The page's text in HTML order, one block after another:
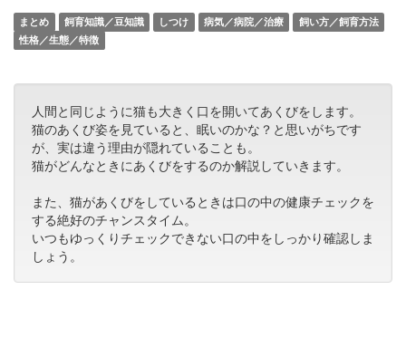
まとめ 飼育知識／豆知識 しつけ 病気／病院／治療
飼い方／飼育方法
性格／生態／特徴
人間と同じように猫も大きく口を開いてあくびをします。
猫のあくび姿を見ていると、眠いのかな？と思いがちです
が、実は違う理由が隠れていることも。
猫がどんなときにあくびをするのか解説していきます。
また、猫があくびをしているときは口の中の健康チェックを
する絶好のチャンスタイム。
いつもゆっくりチェックできない口の中をしっかり確認しま
しょう。